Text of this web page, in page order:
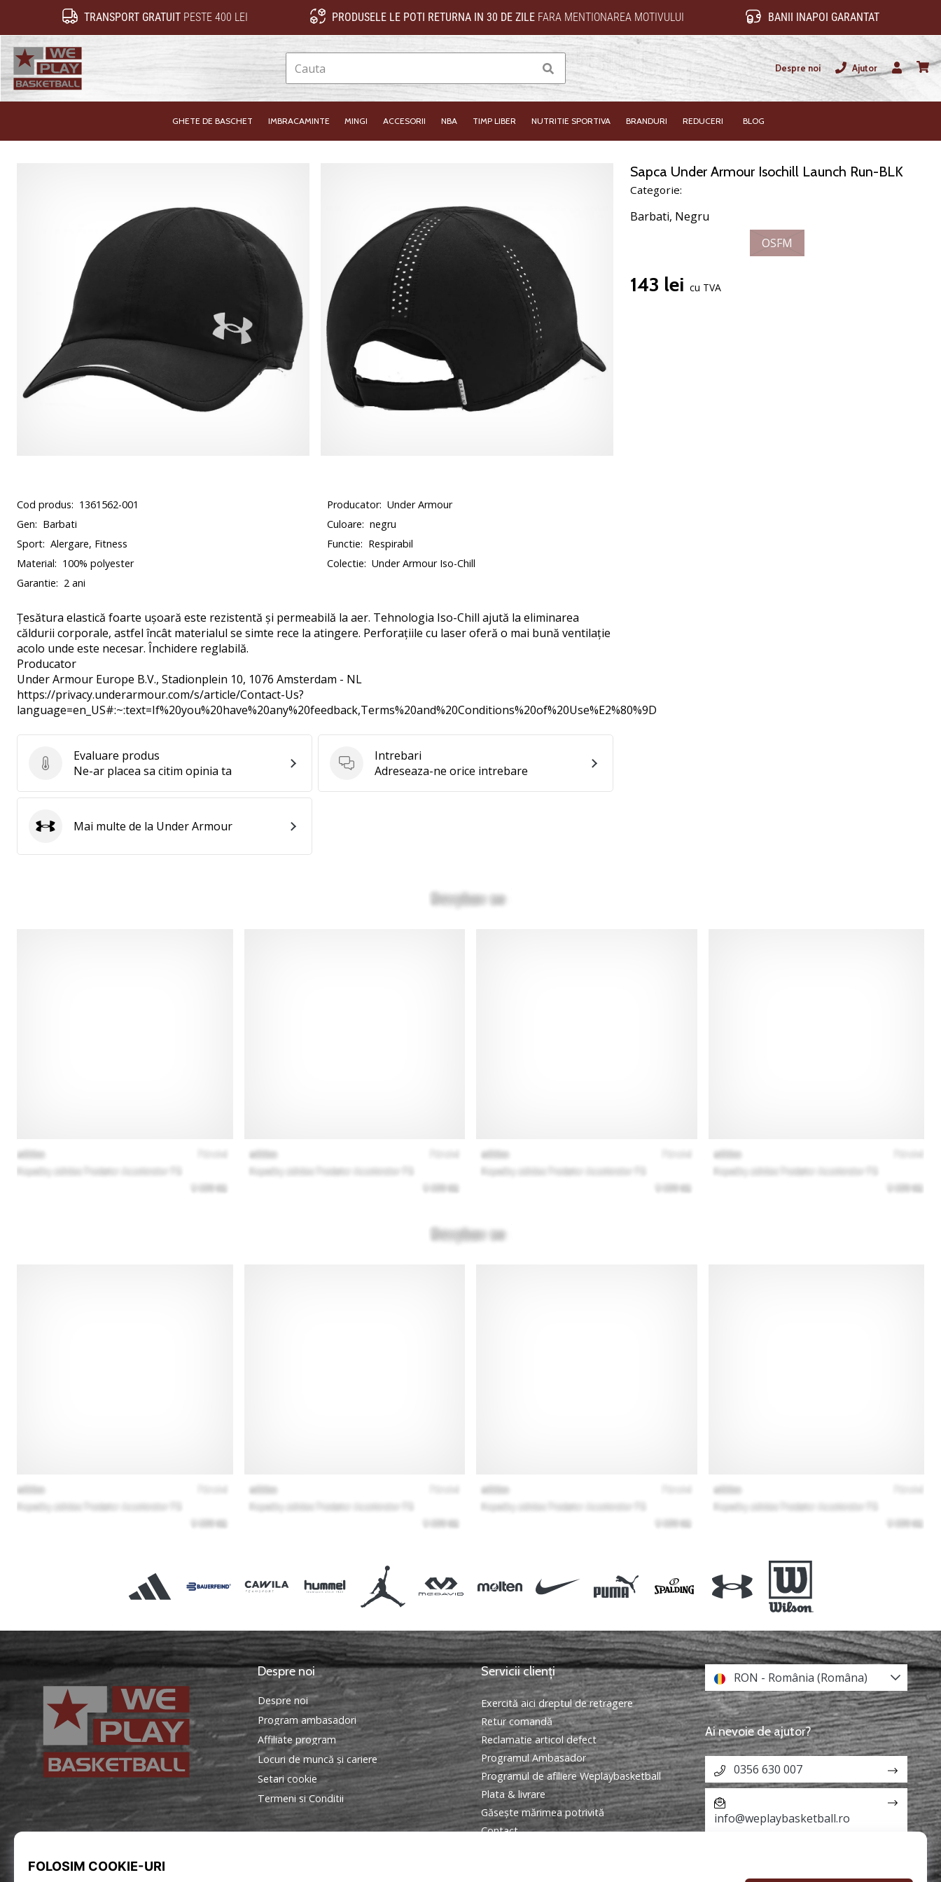
TRANSPORT GRATUITPESTE 400 LEI PRODUSELE LE POTI RETURNA IN 30 DE ZILEFARA MENTIONAREA MOTIVULUI BANII INAPOI GARANTAT
Cauta Despre noi
Ajutor
Utilizator
GHETE DE BASCHET IMBRACAMINTE MINGI ACCESORII NBA TIMP LIBER NUTRITIE SPORTIVA BRANDURI REDUCERI BLOG
Sapca Under Armour Isochill Launch Run-BLK
Categorie:
Barbati, Negru
OSFM
143 lei cu TVA
Cod produs: 1361562-001 Producator: Under Armour
Gen: Barbati Culoare: negru
Sport: Alergare, Fitness Functie: Respirabil
Material: 100% polyester Colectie: Under Armour Iso-Chill
Garantie: 2 ani
Țesătura elastică foarte ușoară este rezistentă și permeabilă la aer. Tehnologia Iso-Chill ajută la eliminarea
căldurii corporale, astfel încât materialul se simte rece la atingere. Perforațiile cu laser oferă o mai bună ventilație
acolo unde este necesar. Închidere reglabilă.
Producator
Under Armour Europe B.V., Stadionplein 10, 1076 Amsterdam - NL
https://privacy.underarmour.com/s/article/Contact-Us?
language=en_US#:~:text=If%20you%20have%20any%20feedback,Terms%20and%20Conditions%20of%20Use%E2%80%9D
Evaluare produs
Evaluare produs
Ne-ar placea sa citim opinia ta
Intrebari
Intrebari
Adreseaza-ne orice intrebare
Under Armour
Mai multe de la Under Armour
WePlayBasketball.ro
Despre noi
Despre noi
Program ambasadori
Affiliate program
Locuri de muncă și cariere
Setari cookie
Termeni si Conditii
Servicii clienți
Exercită aici dreptul de retragere
Retur comandă
Reclamatie articol defect
Programul Ambasador
Programul de afiliere Weplaybasketball
Plata & livrare
Găseşte mărimea potrivită
Contact
RON - România (Româna)
Ai nevoie de ajutor?
0356 630 007
info@weplaybasketball.ro